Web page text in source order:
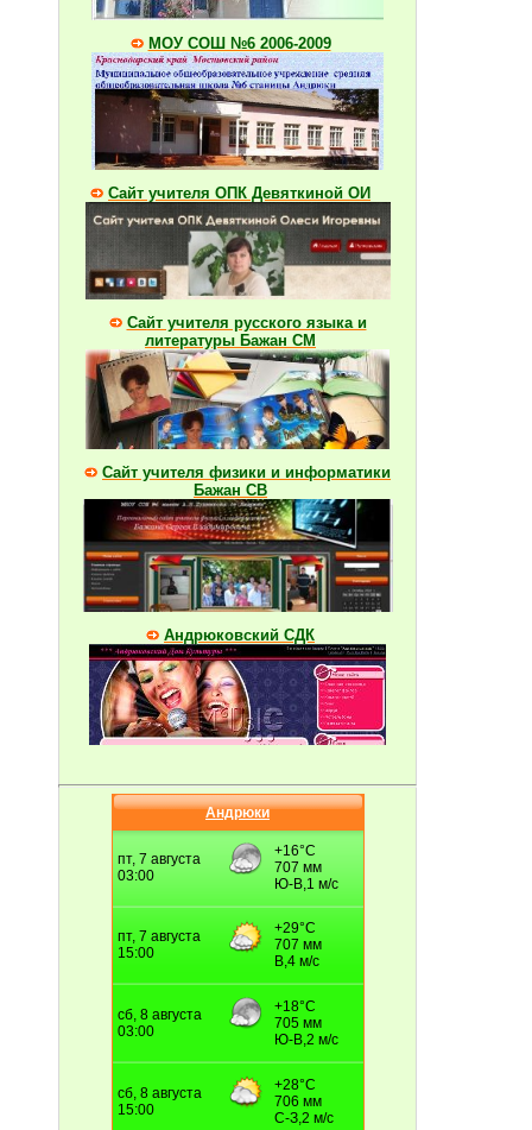
МОУ СОШ №6 2006-2009
Сайт учителя ОПК Девяткиной ОИ
Сайт учителя русского языка и
литературы Бажан СМ
Сайт учителя физики и информатики
Бажан СВ
Андрюковский СДК
Андрюки